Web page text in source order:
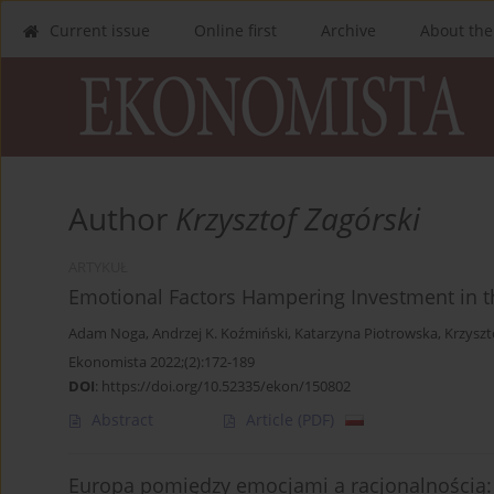
Current issue Online first Archive About
Author Krzysztof Zagórski
Emotional Factors Hampering Investment in
Adam Noga, Andrzej K. Koźmiński, Katarzyna Piotrowska,
Ekonomista 2022;(2):172-189
DOI: https://doi.org/10.52335/ekon/150802
Abstract Article (PDF)
Europa pomiędzy emocjami a